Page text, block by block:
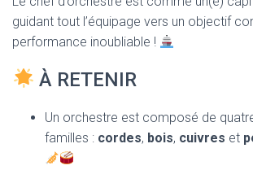
guidant tout l’équipage vers un objectif
performance inoubliable !
À RETENIR
Un orchestre est composé de
familles : cordes, bois, cuivres et